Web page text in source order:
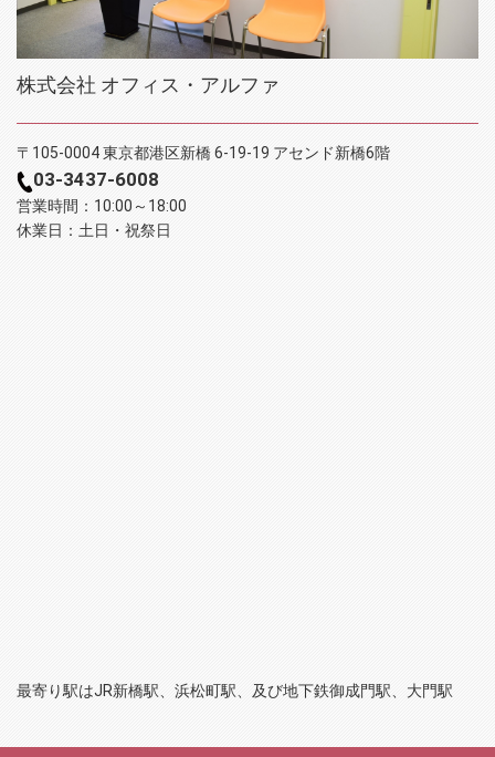
株式会社 オフィス・アルファ
〒105-0004 東京都港区新橋 6-19-19 アセンド新橋6階
03-3437-6008
営業時間：10:00～18:00
休業日：土日・祝祭日
最寄り駅はJR新橋駅、浜松町駅、及び地下鉄御成門駅、大門駅